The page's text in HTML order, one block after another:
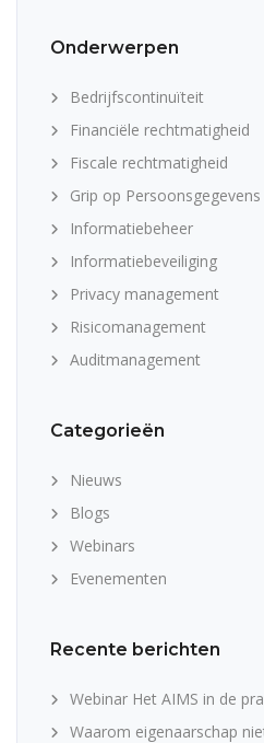
Onderwerpen
Bedrijfscontinuïteit
Financiële rechtmatigheid
Fiscale rechtmatigheid
Grip op Persoonsgegevens
Informatiebeheer
Informatiebeveiliging
Privacy management
Risicomanagement
Auditmanagement
Categorieën
Nieuws
Blogs
Webinars
Evenementen
Recente berichten
Webinar Het AIMS in de
Waarom eigenaarschap